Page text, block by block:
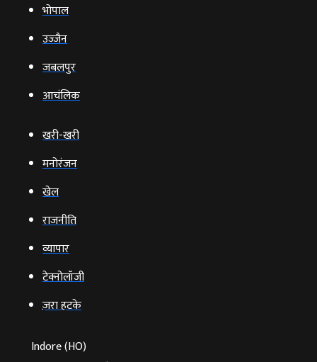
भोपाल
उज्‍जैन
जबलपुर
आचंलिक
खरी-खरी
मनोरंजन
खेल
राजनीति
व्‍यापार
टेक्‍नोलॉजी
ज़रा हटके
Indore (HO)